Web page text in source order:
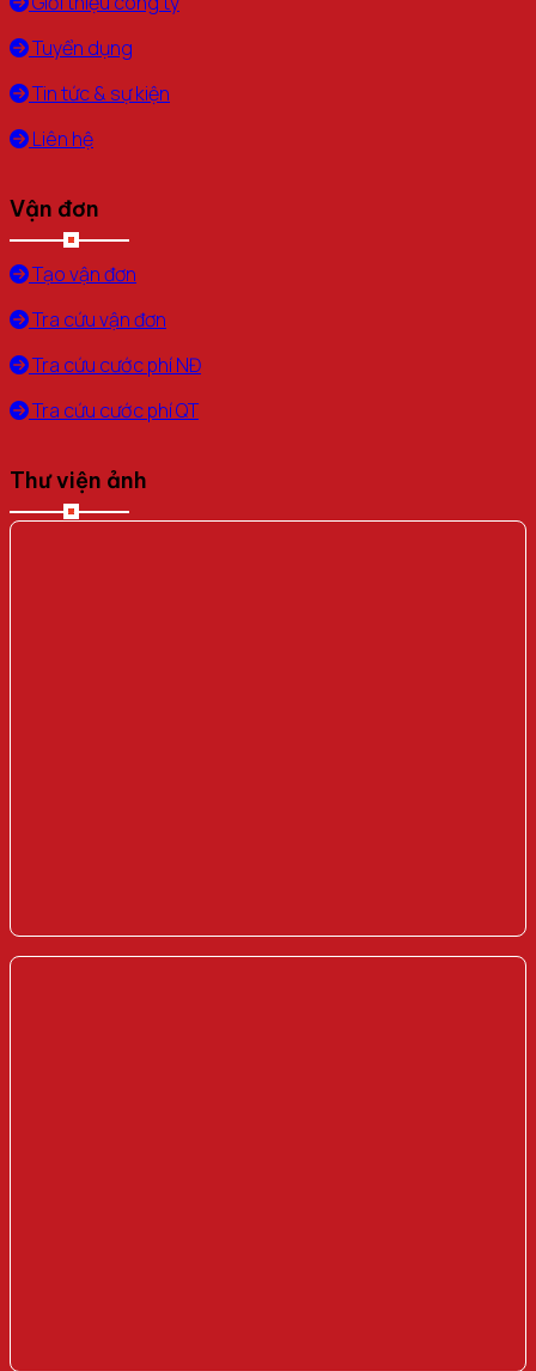
Tuyển dụng
Tin tức & sự kiện
Liên hệ
Vận đơn
Tạo vận đơn
Tra cứu vận đơn
Tra cứu cước phí NĐ
Tra cứu cước phí QT
Thư viện ảnh